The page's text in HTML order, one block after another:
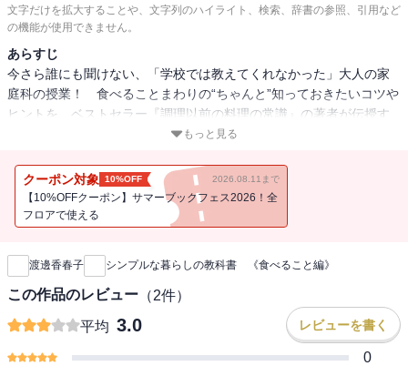
文字だけを拡大することや、文字列のハイライト、検索、辞書の参照、引用など
の機能が使用できません。
あらすじ
今さら誰にも聞けない、「学校では教えてくれなかった」大人の家
庭科の授業！ 食べることまわりの“ちゃんと”知っておきたいコツや
ヒントを、ベストセラー『調理以前の料理の常識』の著者が伝授す
る企画です。「毎日の献立に悩んでしまう」「手際が悪くて時間が
ど、家事が得意ではない人には、上達するヒントがきっと見つかる
一冊です。
もっと見る
クーポン対象 10%OFF 2026.08.11まで
【10%OFFクーポン】サマーブックフェス2026！全
フロアで使える
新刊通知
渡邊香春子 シンプルな暮らしの教科書 《食べること編》
この作品のレビュー （2件）
平均 3.0 レビューを書く
0